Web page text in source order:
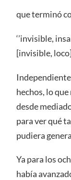
que terminó
‘’invisible,
[invisible,
hechos, lo
desde
para ver qué
pudiera
Ya para los
había